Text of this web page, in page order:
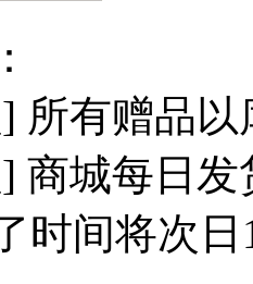
所有赠品
商城每日
时间将次